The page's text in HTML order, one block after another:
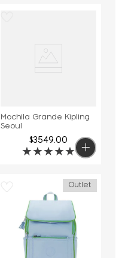
Mochila Grande Kipling
Seoul
$3549.00
★★★★★
Outlet